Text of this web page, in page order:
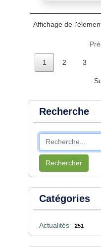
Affichage de
1 2 3
Recherche
Rechercher
Catégories
Actualités 251